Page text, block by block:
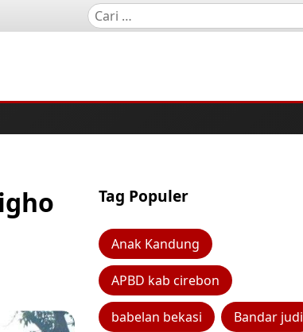
Tag Populer
Anak Kandung
APBD kab cirebon
babelan bekasi Bandar judi